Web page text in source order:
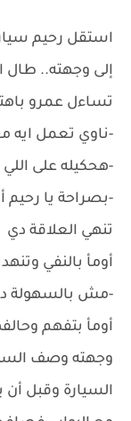
استقل رحيم
إلى وجهته..
تساءل عمرو
-ناوي تعمل ايه
-هحكيله على
-بصراحة يا رحيم
تنهي العلاقة دي
أومأ بالنفي
-مش بالسهولة
أومأ بتفهم
وجهته وصف
السيارة وقبل أن